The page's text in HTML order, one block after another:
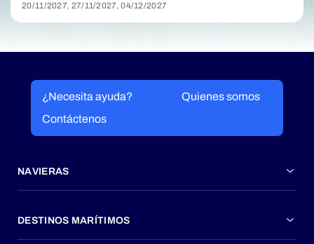
20/11/2027, 27/11/2027, 04/12/2027
¿Necesita ayuda?
Quienes somos
Contáctenos
NAVIERAS
DESTINOS MARÍTIMOS